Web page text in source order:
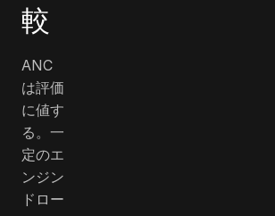
較
ANC
は評価
に値す
る。一
定のエ
ンジン
ドロー